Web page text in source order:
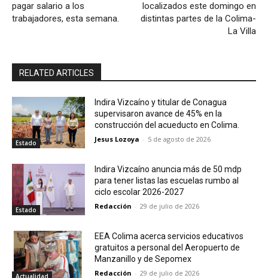
pagar salario a los
trabajadores, esta semana.
localizados este domingo en
distintas partes de la Colima-
La Villa
RELATED ARTICLES
Estado
Indira Vizcaíno y titular de Conagua
supervisaron avance de 45% en la
construcción del acueducto en Colima.
Jesus Lozoya - 5 de agosto de 2026
Estado
Indira Vizcaíno anuncia más de 50 mdp
para tener listas las escuelas rumbo al
ciclo escolar 2026-2027
Redacción - 29 de julio de 2026
EEA Colima acerca servicios educativos
gratuitos a personal del Aeropuerto de
Manzanillo y de Sepomex
Redacción - 29 de julio de 2026